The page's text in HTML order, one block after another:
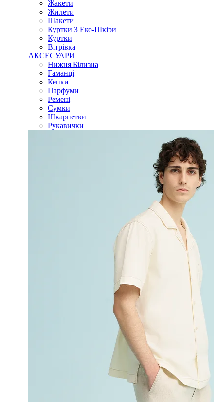
Жакети
Жилети
Шакети
Куртки З Еко-Шкіри
Куртки
Вітрівка
АКСЕСУАРИ
Нижня Білизна
Гаманці
Кепки
Парфуми
Ремені
Сумки
Шкарпетки
Рукавички